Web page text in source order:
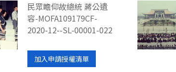
民眾瞻仰故總統 蔣公遺
容-MOFA109179CF-
2020-12--SL-00001-022
加入申請授權清單